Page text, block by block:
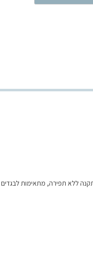
ללא תפירה, מתאימות לבגדים